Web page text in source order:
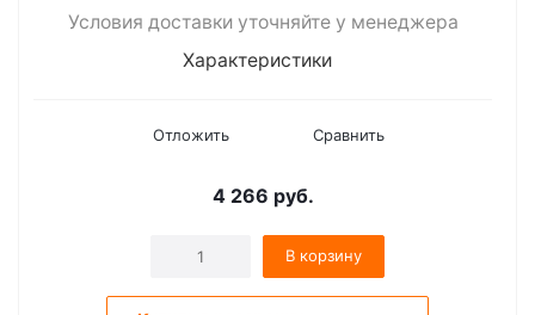
Условия доставки уточняйте у менеджера
Характеристики
Отложить Сравнить
4 266 руб.
В корзину